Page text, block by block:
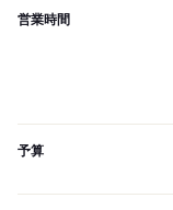
営業時間
予算